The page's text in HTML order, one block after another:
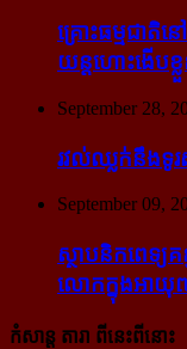
គ្រោះធម្មជាតិ
យន្ដហោះ​ងើប​ខ្
September 28,
រវល់​ឈ្លក់​នឹង​ទូ
September 09,
ស្ថាបនិក​ពេទ្យ​គ
លោក​ក្នុង​អាយុ​៧
កំសាន្ដ តារា ពីនេះពីនោះ